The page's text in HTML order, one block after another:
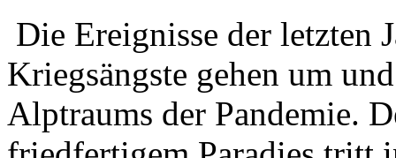
Die Ereignisse der letzten
Kriegsängste gehen um
Alptraums der Pandemie.